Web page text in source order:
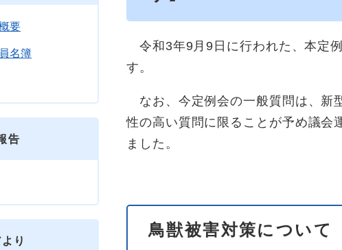
令和3年9月9日に行われた、本定
す。
なお、今定例会の一般質問は、新
性の高い質問に限ることが予め議会
ました。
鳥獣被害対策について
要
名簿
告
り